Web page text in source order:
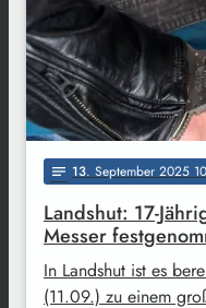
notes 13. September 2025
Landshut: 17-
Messer
In Landshut ist es
(11.09.) zu einem